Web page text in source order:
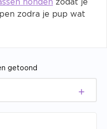
honden zodat je
zodra je pup wat
getoond